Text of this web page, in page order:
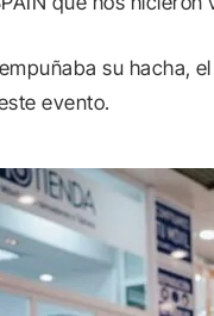
su hacha,
evento.